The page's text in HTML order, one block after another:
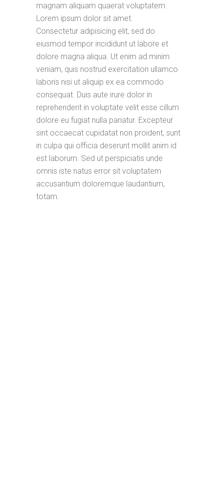
magnam aliquam quaerat voluptatem.
Lorem ipsum dolor sit amet.
Consectetur adipisicing elit, sed do
eiusmod tempor incididunt ut labore et
dolore magna aliqua. Ut enim ad minim
veniam, quis nostrud exercitation ullamco
laboris nisi ut aliquip ex ea commodo
consequat. Duis aute irure dolor in
reprehenderit in voluptate velit esse cillum
dolore eu fugiat nulla pariatur. Excepteur
sint occaecat cupidatat non proident, sunt
in culpa qui officia deserunt mollit anim id
est laborum. Sed ut perspiciatis unde
omnis iste natus error sit voluptatem
accusantium doloremque laudantium,
totam.